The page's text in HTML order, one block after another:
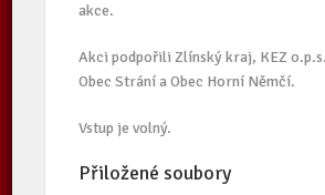
akce.
Akci podpořili Zlínský kraj, KEZ
Obec Strání a Obec Horní Němčí.
Vstup je volný.
Přiložené soubory